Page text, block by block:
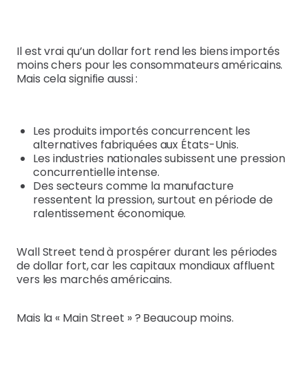
Il est vrai qu’un dollar fort rend les biens importés
moins chers pour les consommateurs américains.
Mais cela signifie aussi :
Les produits importés concurrencent les
alternatives fabriquées aux États-Unis.
Les industries nationales subissent une pression
concurrentielle intense.
Des secteurs comme la manufacture
ressentent la pression, surtout en période de
ralentissement économique.
Wall Street tend à prospérer durant les périodes
de dollar fort, car les capitaux mondiaux affluent
vers les marchés américains.
Mais la « Main Street » ? Beaucoup moins.